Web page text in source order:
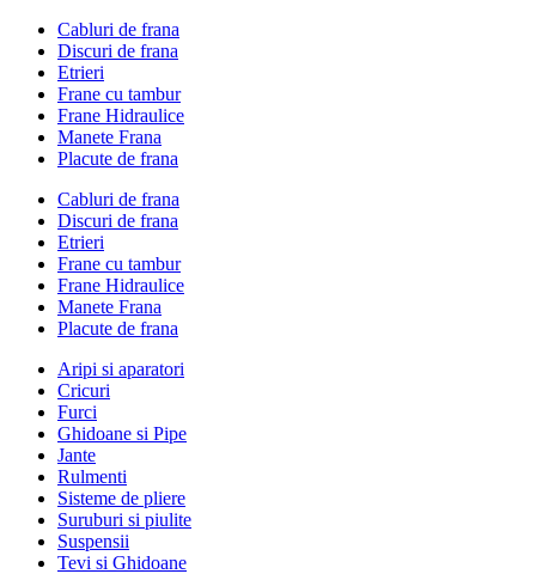
Cabluri de frana
Discuri de frana
Etrieri
Frane cu tambur
Frane Hidraulice
Manete Frana
Placute de frana
Cabluri de frana
Discuri de frana
Etrieri
Frane cu tambur
Frane Hidraulice
Manete Frana
Placute de frana
Aripi si aparatori
Cricuri
Furci
Ghidoane si Pipe
Jante
Rulmenti
Sisteme de pliere
Suruburi si piulite
Suspensii
Tevi si Ghidoane